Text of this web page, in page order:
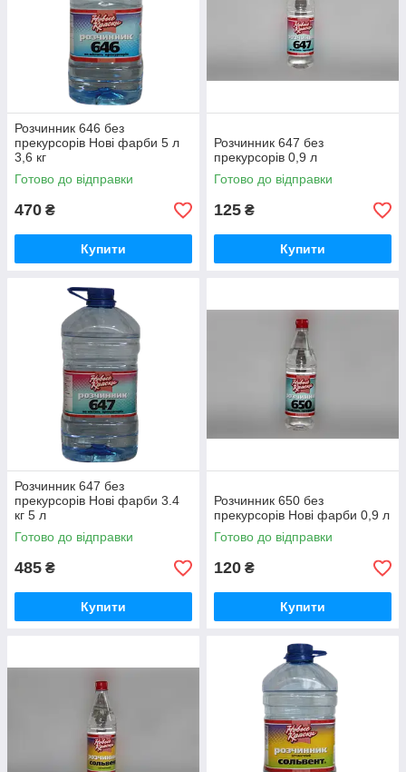
Розчинник 646 без
прекурсорів Нові фарби 5 л
3,6 кг
Готово до відправки
470 ₴
Купити
Розчинник 647 без
прекурсорів 0,9 л
Готово до відправки
125 ₴
Купити
Розчинник 647 без
прекурсорів Нові фарби 3.4
кг 5 л
Готово до відправки
485 ₴
Купити
Розчинник 650 без
прекурсорів Нові фарби 0,9 л
Готово до відправки
120 ₴
Купити